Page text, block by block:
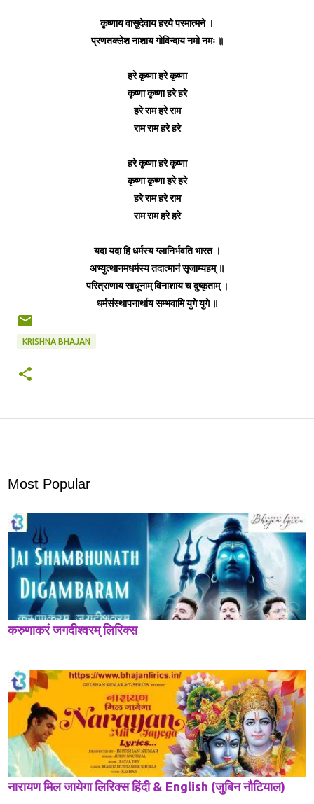
कृष्णाय वासुदेवाय हरये परमात्मने ।
प्रणतक्लेश नाशाय गोविन्दाय नमो नमः ॥
हरे कृष्णा हरे कृष्णा
कृष्णा कृष्णा हरे हरे
हरे राम हरे राम
राम राम हरे हरे
हरे कृष्णा हरे कृष्णा
कृष्णा कृष्णा हरे हरे
हरे राम हरे राम
राम राम हरे हरे
यदा यदा हि धर्मस्य ग्लानिर्भवति भारत ।
अभ्युत्थानमधर्मस्य तदात्मानं सृजाम्यहम् ॥
परित्राणाय साधूनाम् विनाशाय च दुष्कृताम् ।
धर्मसंस्थापनार्थाय सम्भवामि युगे युगे ॥
KRISHNA BHAJAN
Most Popular
करुणाकरं जगदीश्वरम् लिरिक्स
नारायण मिल जायेगा लिरिक्स हिंदी & English (जुबिन नौटियाल)